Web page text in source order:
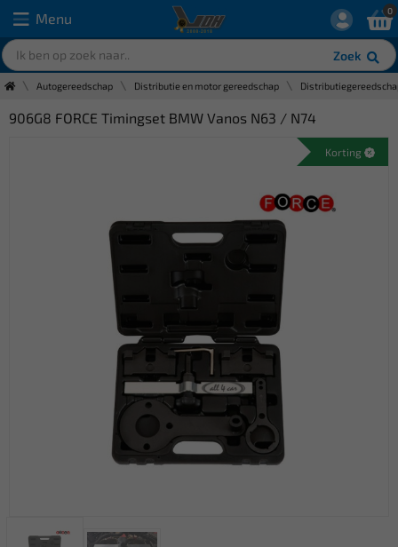
Menu
Zoek
0
Autogereedschap Distributie en motor gereedschap
906G8 FORCE Timingset BMW Vanos N63 / N74
Korting